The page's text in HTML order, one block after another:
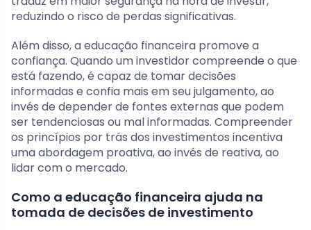
reduzindo o risco de perdas significativas.
Além disso, a educação financeira promove a
confiança. Quando um investidor compreende o que
está fazendo, é capaz de tomar decisões
informadas e confia mais em seu julgamento, ao
invés de depender de fontes externas que podem
ser tendenciosas ou mal informadas. Compreender
os princípios por trás dos investimentos incentiva
uma abordagem proativa, ao invés de reativa, ao
lidar com o mercado.
Como a educação financeira ajuda na
tomada de decisões de investimento